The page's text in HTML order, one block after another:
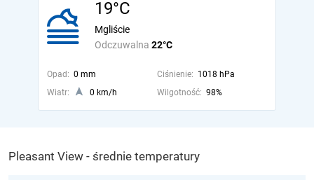
19°C
Odczuwalna 22°C
Mgliście
Opad: 0 mm Ciśnienie: 1018 hPa
Wiatr:
0 km/h Wilgotność: 98%
Pleasant View - średnie temperatury